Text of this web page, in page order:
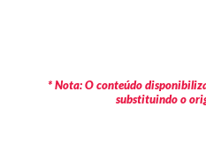
* Nota: O conteúdo
substituindo o